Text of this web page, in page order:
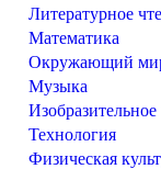
Литературное
Математика
Окружающий
Музыка
Изобразительное
Технология
Физическая